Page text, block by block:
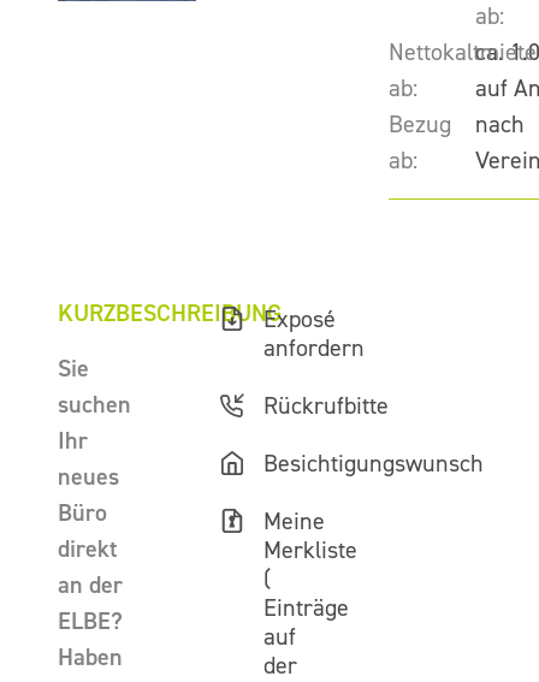
ab:
ca.
Nettokaltmiete
ab:
auf
Bezug
ab:
nach
KURZBESCHREIBUNG
Sie
suchen
Ihr
neues
Büro
direkt
an der
ELBE?
Haben
Exposé
anfordern
Rückrufbitte
Besichtigungswunsch
Meine
Merkliste
(
Einträge
auf
der